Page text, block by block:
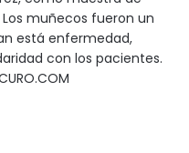
muñecos fueron un
está enfermedad,
con los pacientes.